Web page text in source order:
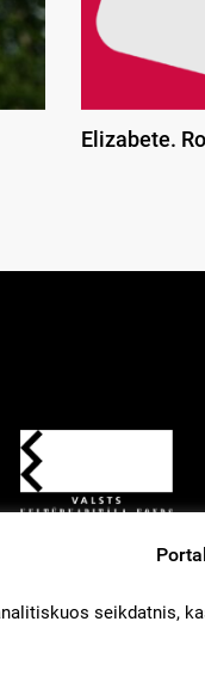
Elizabete.
seikdatnis,